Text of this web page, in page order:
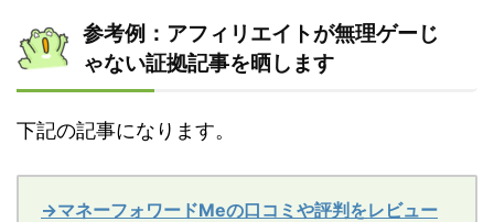
参考例：アフィリエイトが無理ゲーじ
ゃない証拠記事を晒します
下記の記事になります。
→マネーフォワードMeの口コミや評判をレビュー